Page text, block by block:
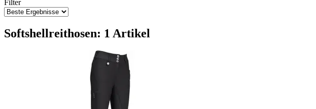
Filter
Softshellreithosen: 1 Artikel